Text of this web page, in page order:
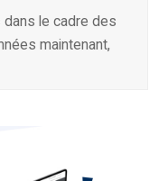
le cadre des
maintenant,